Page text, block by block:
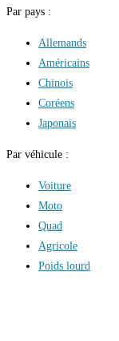
Par pays :
Allemands
Américains
Chinois
Coréens
Japonais
Par véhicule :
Voiture
Moto
Quad
Agricole
Poids lourd